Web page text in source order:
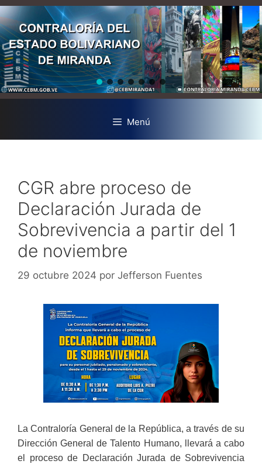
Menú
CGR abre proceso de
Declaración Jurada de
Sobrevivencia a partir del 1
de noviembre
29 octubre 2024 por Jefferson Fuentes
La Contraloría General de la República, a través de su
Dirección General de Talento Humano, llevará a cabo
el proceso de Declaración Jurada de Sobrevivencia